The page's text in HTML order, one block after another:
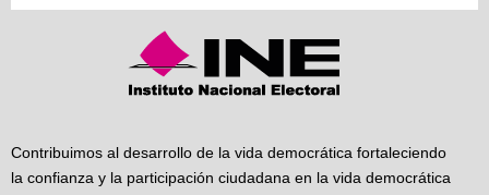
Contribuimos al desarrollo de la vida democrática fortaleciendo
la confianza y la participación ciudadana en la vida democrática